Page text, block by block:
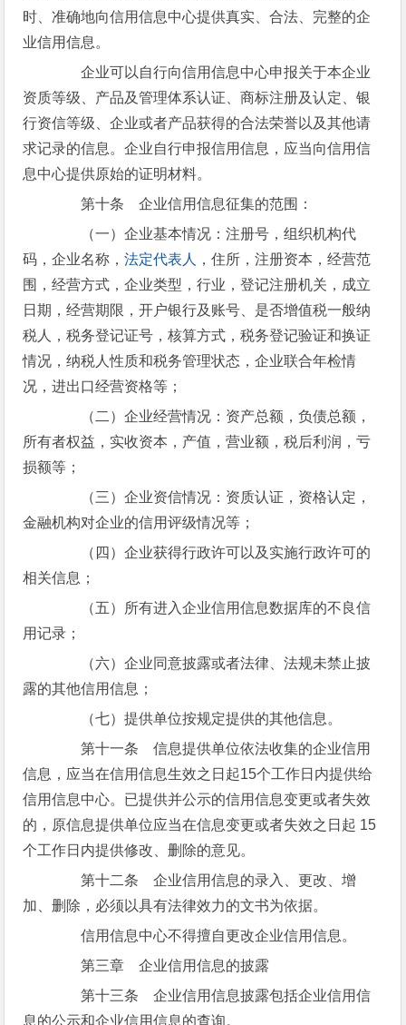
时、准确地向信用信息中心提供真实、合法、完整的企
业信用信息。
企业可以自行向信用信息中心申报关于本企业
资质等级、产品及管理体系认证、商标注册及认定、银
行资信等级、企业或者产品获得的合法荣誉以及其他请
求记录的信息。企业自行申报信用信息，应当向信用信
息中心提供原始的证明材料。
第十条 企业信用信息征集的范围：
（一）企业基本情况：注册号，组织机构代
码，企业名称，法定代表人
，住所，注册资本，经营范
围，经营方式，企业类型，行业，登记注册机关，成立
日期，经营期限，开户银行及账号、是否增值税一般纳
税人，税务登记证号，核算方式，税务登记验证和换证
情况，纳税人性质和税务管理状态，企业联合年检情
况，进出口经营资格等；
（二）企业经营情况：资产总额，负债总额，
所有者权益，实收资本，产值，营业额，税后利润，亏
损额等；
（三）企业资信情况：资质认证，资格认定，
金融机构对企业的信用评级情况等；
（四）企业获得行政许可以及实施行政许可的
相关信息；
（五）所有进入企业信用信息数据库的不良信
用记录；
（六）企业同意披露或者法律、法规未禁止披
露的其他信用信息；
（七）提供单位按规定提供的其他信息。
第十一条 信息提供单位依法收集的企业信用
信息，应当在信用信息生效之日起15个工作日内提供给
信用信息中心。已提供并公示的信用信息变更或者失效
的，原信息提供单位应当在信息变更或者失效之日起 15
个工作日内提供修改、删除的意见。
第十二条 企业信用信息的录入、更改、增
加、删除，必须以具有法律效力的文书为依据。
信用信息中心不得擅自更改企业信用信息。
第三章 企业信用信息的披露
第十三条 企业信用信息披露包括企业信用信
息的公示和企业信用信息的查询。